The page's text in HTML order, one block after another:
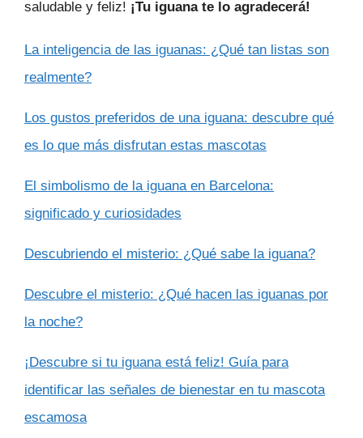
saludable y feliz! ¡Tu iguana te lo agradecerá!
La inteligencia de las iguanas: ¿Qué tan listas son
realmente?
Los gustos preferidos de una iguana: descubre qué
es lo que más disfrutan estas mascotas
El simbolismo de la iguana en Barcelona:
significado y curiosidades
Descubriendo el misterio: ¿Qué sabe la iguana?
Descubre el misterio: ¿Qué hacen las iguanas por
la noche?
¡Descubre si tu iguana está feliz! Guía para
identificar las señales de bienestar en tu mascota
escamosa